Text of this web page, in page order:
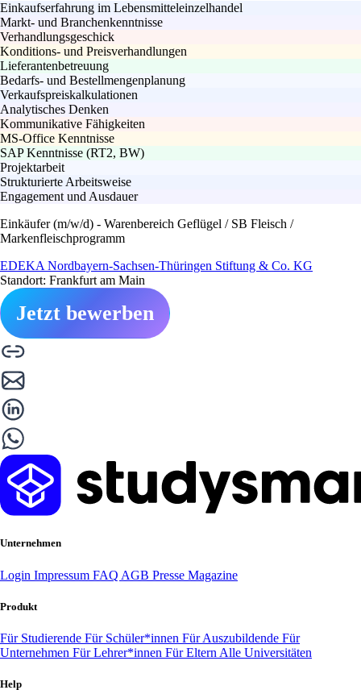
Einkaufserfahrung im Lebensmitteleinzelhandel
Markt- und Branchenkenntnisse
Verhandlungsgeschick
Konditions- und Preisverhandlungen
Lieferantenbetreuung
Bedarfs- und Bestellmengenplanung
Verkaufspreiskalkulationen
Analytisches Denken
Kommunikative Fähigkeiten
MS-Office Kenntnisse
SAP Kenntnisse (RT2, BW)
Projektarbeit
Strukturierte Arbeitsweise
Engagement und Ausdauer
Einkäufer (m/w/d) - Warenbereich Geflügel / SB Fleisch /
Markenfleischprogramm
EDEKA Nordbayern-Sachsen-Thüringen Stiftung & Co. KG
Standort: Frankfurt am Main
Jetzt bewerben
Unternehmen
Login Impressum FAQ AGB Presse Magazine
Produkt
Für Studierende Für Schüler*innen Für Auszubildende Für
Unternehmen Für Lehrer*innen Für Eltern Alle Universitäten
Help